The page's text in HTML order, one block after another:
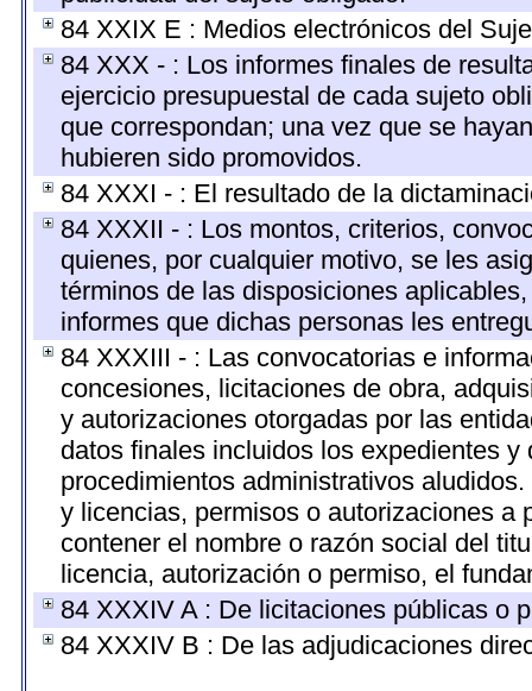
84 XXIX E : Medios electrónicos del
84 XXX - : Los informes finales de
ejercicio presupuestal de cada sujeto
que correspondan; una vez que se
hubieren sido promovidos.
84 XXXI - : El resultado de la
84 XXXII - : Los montos, criterios,
quienes, por cualquier motivo, se les
términos de las disposiciones
informes que dichas personas les
84 XXXIII - : Las convocatorias e
concesiones, licitaciones de obra,
y autorizaciones otorgadas por las
datos finales incluidos los expedientes
procedimientos administrativos
y licencias, permisos o autorizaciones a
contener el nombre o razón social del
licencia, autorización o permiso, el
84 XXXIV A : De licitaciones públicas o
84 XXXIV B : De las adjudicaciones